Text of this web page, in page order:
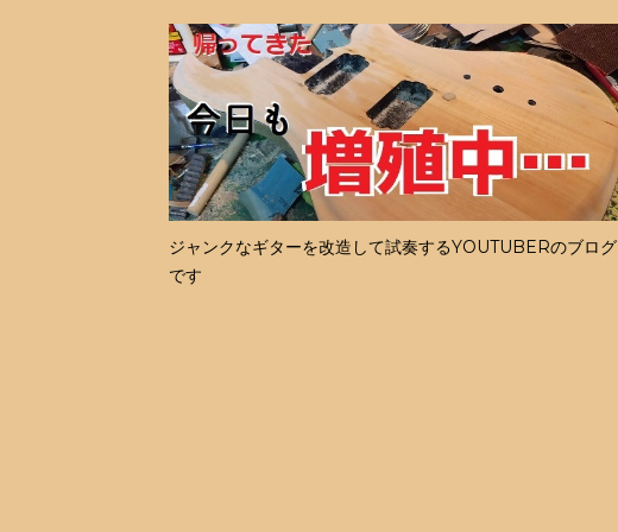
ジャンクなギターを改造して試奏するYOUTUBERのブログ
です